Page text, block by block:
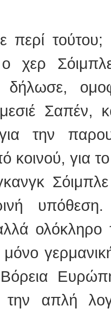
περί
χερ
Σαπέν,
την
κοινού, για
ολόκληρο
μόνο
απλή